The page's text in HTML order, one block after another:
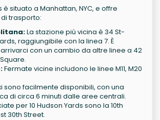
è situato a Manhattan, NYC, e offre
trasporto:
La stazione più vicina è 34 St-
raggiungibile con la linea 7. È
con un cambio da altre linee a 42
Fermate vicine includono le linee M11, M20
sono facilmente disponibili, con una
di circa 6 minuti dalle aree centrali.
per 10 Hudson Yards sono la 10th
30th Street.